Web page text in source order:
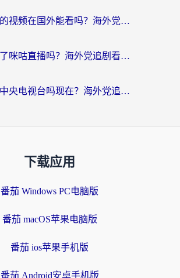
腾讯缓存的视频在国外能看吗？海外党追剧看片的终极解决方案
国外看不了咪咕直播吗？海外党追剧看片的加速器选择指南
国外能看中央电视台吗现在？海外党追剧看央视的实用指南
下载应用
番茄 Windows PC电脑版
番茄 macOS苹果电脑版
番茄 ios苹果手机版
番茄 Android安卓手机版